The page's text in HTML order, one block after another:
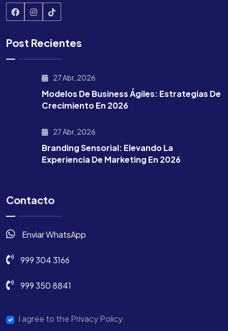
Post Recientes
27 Abr, 2026
Modelos De Business Ágiles: Estrategias De
Crecimiento En 2026
27 Abr, 2026
Branding Sensorial: Elevando La
Experiencia De Marketing En 2026
Contacto
Enviar WhatsApp
999 304 3166
999 350 8841
I agree to the Privacy Policy.